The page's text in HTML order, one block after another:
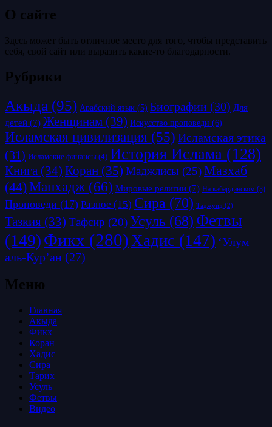
О сайте
Здесь может быть отличное место для того, чтобы представить
себя, свой сайт или выразить какие-то благодарности.
Рубрики
Акыда (95) Арабский язык (5) Биографии (30) Для
детей (7) Женщинам (39) Искусство проповеди (6)
Исламская цивилизация (55) Исламская этика
(31) Исламские финансы (4) История Ислама (128)
Книга (34) Коран (35) Маджлисы (25)Мазхаб
(44)Манхадж (66) Мировые религии (7) На кабардинском (3)
Проповеди (17) Разное (15) Сира (70) Таджуид (2)
Тазкия (33) Тафсир (20)Усуль (68) Фетвы
(149) Фикх (280)Хадис (147) ‘Улум
аль-Кур’ан (27)
Меню
Главная
Акыда
Фикх
Коран
Хадис
Сира
Тарих
Усуль
Фетвы
Видео